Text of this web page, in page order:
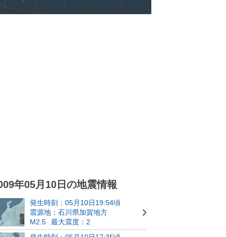
年05月10日の地震情報
発生時刻：05月10日19:54頃
震源地：石川県加賀地方
M2.5
最大震度：2